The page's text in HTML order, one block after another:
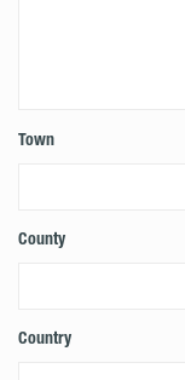
Town
County
Country